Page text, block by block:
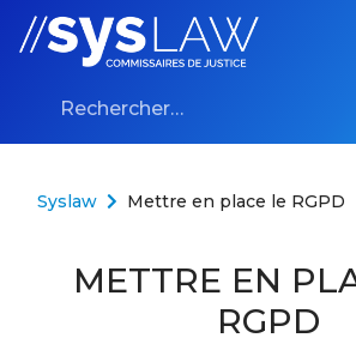
Aller au contenu
Rechercher :
Syslaw Mettre en place le RGPD
METTRE EN
RGPD